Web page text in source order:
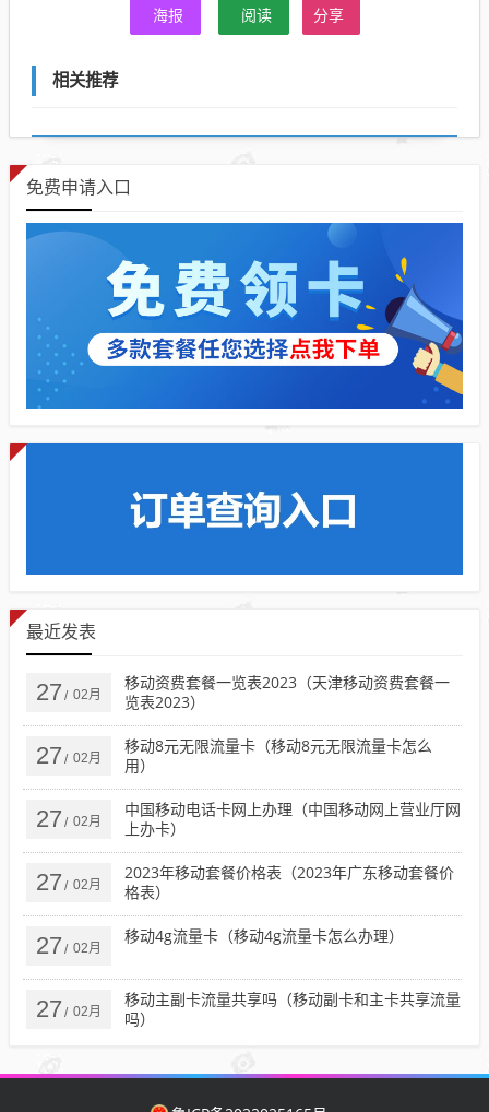
海报 阅读 分享
相关推荐
免费申请入口
最近发表
27 / 02月
移动资费套餐一览表2023（天津移动资费套餐一
览表2023）
27 / 02月
移动8元无限流量卡（移动8元无限流量卡怎么
用）
27 / 02月
中国移动电话卡网上办理（中国移动网上营业厅网
上办卡）
27 / 02月
2023年移动套餐价格表（2023年广东移动套餐价
格表）
27 / 02月
移动4g流量卡（移动4g流量卡怎么办理）
27 / 02月
移动主副卡流量共享吗（移动副卡和主卡共享流量
吗）